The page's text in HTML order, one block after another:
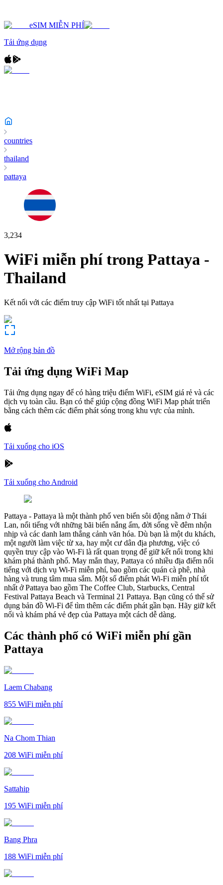
eSIM MIỄN PHÍ
Tải ứng dụng
countries
thailand
pattaya
3,234
WiFi miễn phí trong Pattaya -
Thailand
Kết nối với các điểm truy cập WiFi tốt nhất tại Pattaya
Mở rộng bản đồ
Tải ứng dụng WiFi Map
Tải ứng dụng ngay để có hàng triệu điểm WiFi, eSIM giá rẻ và các
dịch vụ toàn cầu. Bạn có thể giúp cộng đồng WiFi Map phát triển
bằng cách thêm các điểm phát sóng trong khu vực của mình.
Tải xuống cho iOS
Tải xuống cho Android
Pattaya - Pattaya là một thành phố ven biển sôi động nằm ở Thái
Lan, nổi tiếng với những bãi biển nắng ấm, đời sống về đêm nhộn
nhịp và các danh lam thắng cảnh văn hóa. Dù bạn là một du khách,
một người làm việc từ xa, hay một cư dân địa phương, việc có
quyền truy cập vào Wi-Fi là rất quan trọng để giữ kết nối trong khi
khám phá thành phố. May mắn thay, Pattaya có nhiều địa điểm nổi
tiếng với dịch vụ Wi-Fi miễn phí, bao gồm các quán cà phê, nhà
hàng và trung tâm mua sắm. Một số điểm phát Wi-Fi miễn phí tốt
nhất ở Pattaya bao gồm The Coffee Club, Starbucks, Central
Festival Pattaya Beach và Terminal 21 Pattaya. Bạn cũng có thể sử
dụng bản đồ Wi-Fi để tìm thêm các điểm phát gần bạn. Hãy giữ kết
nối và khám phá vẻ đẹp của Pattaya một cách dễ dàng.
Các thành phố có WiFi miễn phí gần
Pattaya
Laem Chabang
855 WiFi miễn phí
Na Chom Thian
208 WiFi miễn phí
Sattahip
195 WiFi miễn phí
Bang Phra
188 WiFi miễn phí